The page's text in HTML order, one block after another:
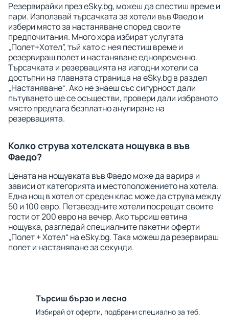
Резервирайки през eSky.bg, можеш да спестиш време и
пари. Използвай търсачката за хотели във Фаедо и
избери място за настаняване според своите
предпочитания. Много хора избират услугата
„Полет+Хотел”, тъй като с нея пестиш време и
резервираш полет и настаняване едновременно.
Търсачката и резервацията на изгодни хотели са
достъпни на главната страница на eSky.bg в раздел
„Настаняване“. Ако не знаеш със сигурност дали
пътуването ще се осъществи, провери дали избраното
място предлага безплатно анулиране на
резервацията.
Колко струва хотелската нощувка в във
Фаедо?
Цената на нощувката във Фаедо може да варира и
зависи от категорията и местоположението на хотела.
Една нощ в хотел от среден клас може да струва между
50 и 100 евро. Петзвездните хотели посрещат своите
гости от 200 евро на вечер. Ако търсиш евтина
нощувка, разгледай специалните пакетни оферти
„Полет + Хотел“ на eSky.bg. Така можеш да резервираш
полет и настаняване за секунди.
Търсиш бързо и лесно
Избирай от оферти, подбрани специално за теб.